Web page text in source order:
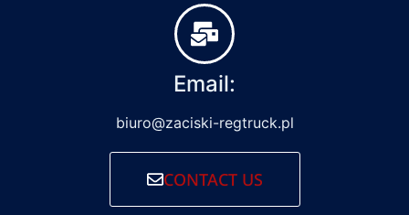
Email:
biuro@zaciski-regtruck.pl
CONTACT US